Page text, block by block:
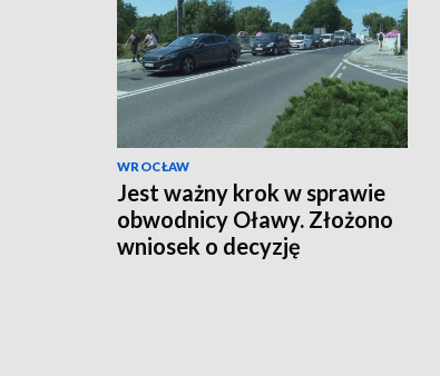
WROCŁAW
Jest ważny krok w sprawie
obwodnicy Oławy. Złożono
wniosek o decyzję